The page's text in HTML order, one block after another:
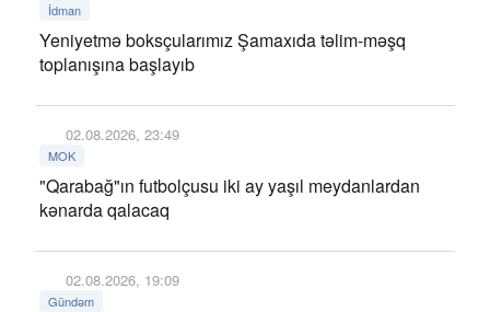
İdman
Yeniyetmə boksçularımız Şamaxıda təlim-məşq
toplanışına başlayıb
02.08.2026, 23:49
MOK
"Qarabağ"ın futbolçusu iki ay yaşıl meydanlardan
kənarda qalacaq
02.08.2026, 19:09
Gündəm